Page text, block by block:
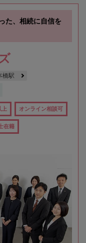
た、相続に自信を
橋駅
上 オンライン相談可
在籍